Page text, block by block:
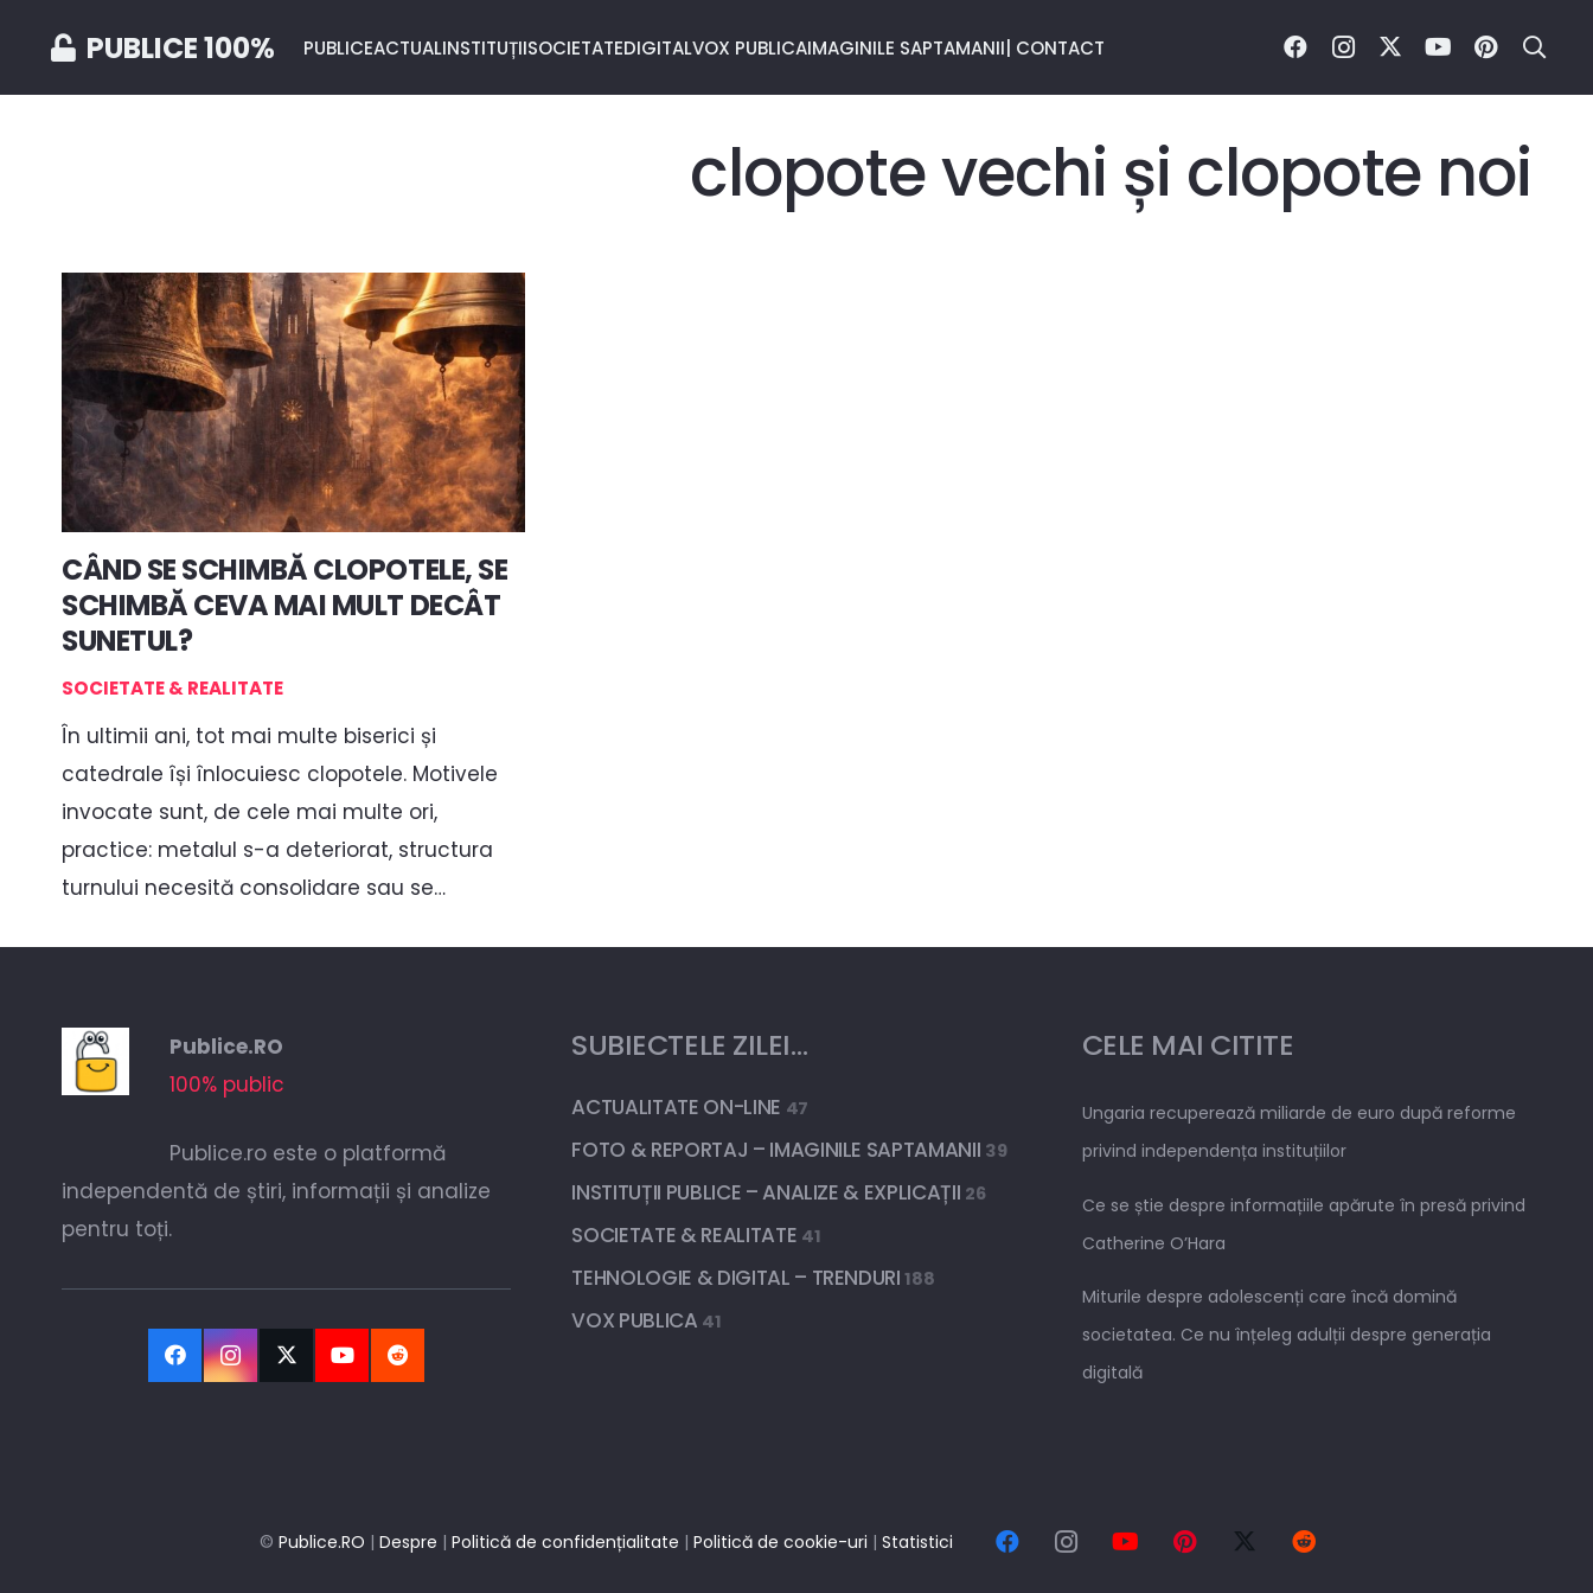
PUBLICE 100% PUBLICEACTUALINSTITUȚIISOCIETATEDIGITALVOX PUBLICAIMAGINILE SAPTAMANII| CONTACT
clopote vechi și clopote noi
CÂND SE SCHIMBĂ CLOPOTELE, SE
SCHIMBĂ CEVA MAI MULT DECÂT
SUNETUL?
SOCIETATE & REALITATE
În ultimii ani, tot mai multe biserici și
catedrale își înlocuiesc clopotele. Motivele
invocate sunt, de cele mai multe ori,
practice: metalul s-a deteriorat, structura
turnului necesită consolidare sau se…
Publice.RO
100% public
Publice.ro este o platformă
independentă de știri, informații și analize
pentru toți.
SUBIECTELE ZILEI…
ACTUALITATE ON-LINE 47
FOTO & REPORTAJ – IMAGINILE SAPTAMANII 39
INSTITUȚII PUBLICE – ANALIZE & EXPLICAȚII 26
SOCIETATE & REALITATE 41
TEHNOLOGIE & DIGITAL – TRENDURI188
VOX PUBLICA 41
CELE MAI CITITE
Ungaria recuperează miliarde de euro după reforme
privind independența instituțiilor
Ce se știe despre informațiile apărute în presă privind
Catherine O’Hara
Miturile despre adolescenți care încă domină
societatea. Ce nu înțeleg adulții despre generația
digitală
©Publice.RO |Despre |Politică de confidențialitate |Politică de cookie-uri |Statistici